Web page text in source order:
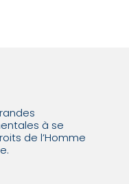
à se
de l’Homme